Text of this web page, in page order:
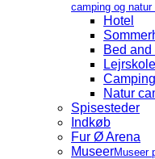
camping og natur
Hotel
Bed
Lejrskole
Camping
Natur
Spisesteder
Indkøb
Fur Ø Arena
MuseerMuseer